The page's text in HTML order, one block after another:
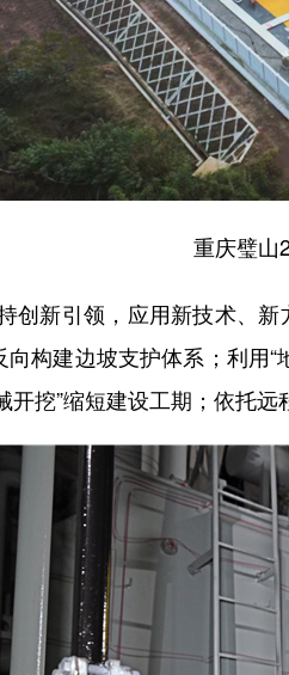
重庆璧山
新引领，应用新技术、新
向构建边坡支护体系；利用
挖”缩短建设工期；依托远